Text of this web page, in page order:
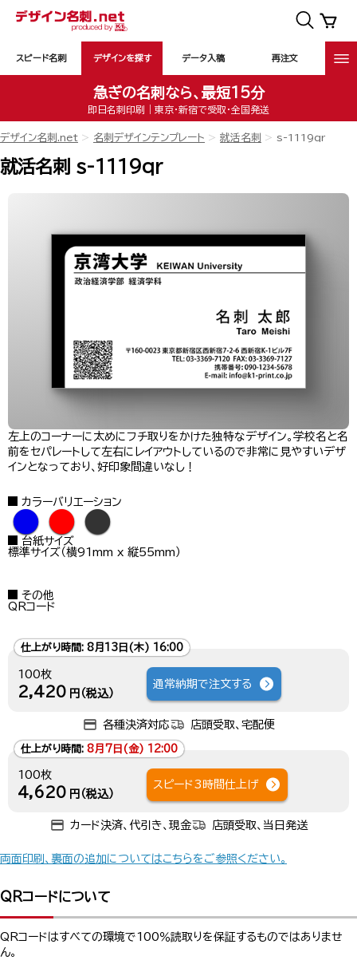
スピード名刺 デザインを探す データ入稿 再注文
急ぎの名刺なら、最短15分
即日名刺印刷｜東京・新宿で受取・全国発送
デザイン名刺.net 名刺デザインテンプレート 就活名刺 s-1119qr
就活名刺 s-1119qr
左上のコーナーに太めにフチ取りをかけた独特なデザイン。学校名と名
前をセパレートして左右にレイアウトしているので非常に見やすいデザ
インとなっており、好印象間違いなし！
カラーバリエーション
● ● ●
台紙サイズ
標準サイズ（横91mm x 縦55mm）
その他
QRコード
仕上がり時間: 8月13日(木) 16:00
100枚
2,420 円（税込）
通常納期で注文する
各種決済対応 店頭受取、宅配便
仕上がり時間: 8月7日(金) 12:00
100枚
4,620 円（税込）
スピード3時間仕上げ
カード決済、代引き、現金 店頭受取、当日発送
両面印刷、裏面の追加についてはこちらをご参照ください。
QRコードについて
QRコードはすべての環境で100％読取りを保証するものではありませ
ん。